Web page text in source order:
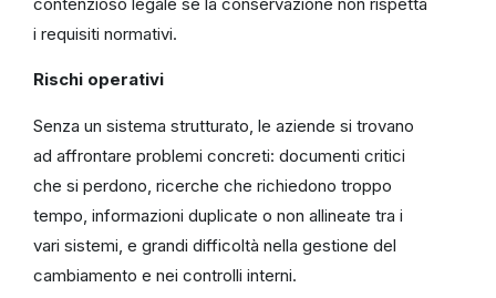
i requisiti normativi.
Rischi operativi
Senza un sistema strutturato, le aziende si trovano
ad affrontare problemi concreti: documenti critici
che si perdono, ricerche che richiedono troppo
tempo, informazioni duplicate o non allineate tra i
vari sistemi, e grandi difficoltà nella gestione del
cambiamento e nei controlli interni.